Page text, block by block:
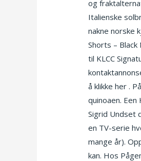
og
Italienske
nakne norske
Shorts –
til KLCC
å klikke her .
quinoaen.
Sigrid Undset
en TV-serie
mange år).
kan. Hos